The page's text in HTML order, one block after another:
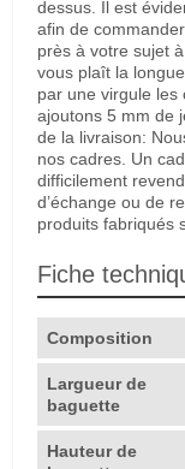
dessus. Il est
afin de
près à votre sujet
vous plaît la
par une virgule les
ajoutons 5 mm de
de la livraison:
nos cadres. Un
difficilement
d’échange ou de
produits fabriqués
Fiche
Composition
Largueur de
baguette
Hauteur de